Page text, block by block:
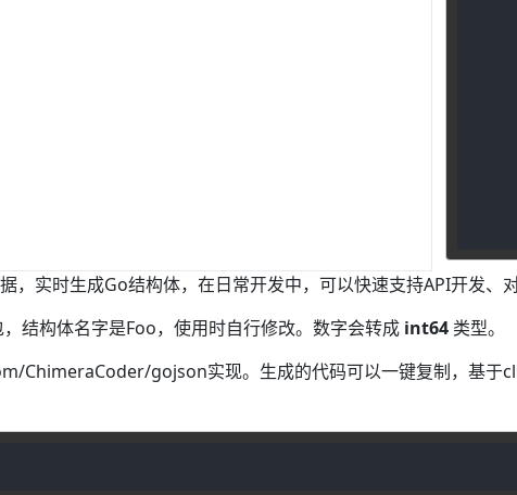
，实时生成Go结构体，在日常开发中，可以快速支持API开发、对
结构体名字是Foo，使用时自行修改。数字会转成 int64 类型。
ChimeraCoder/gojson实现。生成的代码可以一键复制，基于